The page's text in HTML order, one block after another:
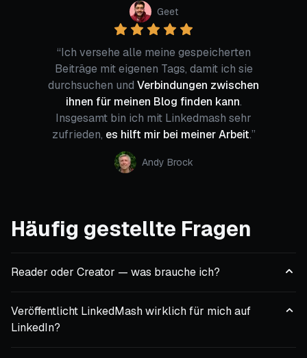
Geet
“Ich versehe alle meine gespeicherten
Beiträge mit eigenen Tags, damit ich sie
durchsuchen und Verbindungen zwischen
ihnen für meinen Blog finden kann.
Insgesamt bin ich mit Linkedmash sehr
zufrieden, es hilft mir bei meiner Arbeit.”
Andy Brock
Häufig gestellte Fragen
Reader oder Creator — was brauche ich?
Veröffentlicht LinkedMash wirklich für mich auf
LinkedIn?